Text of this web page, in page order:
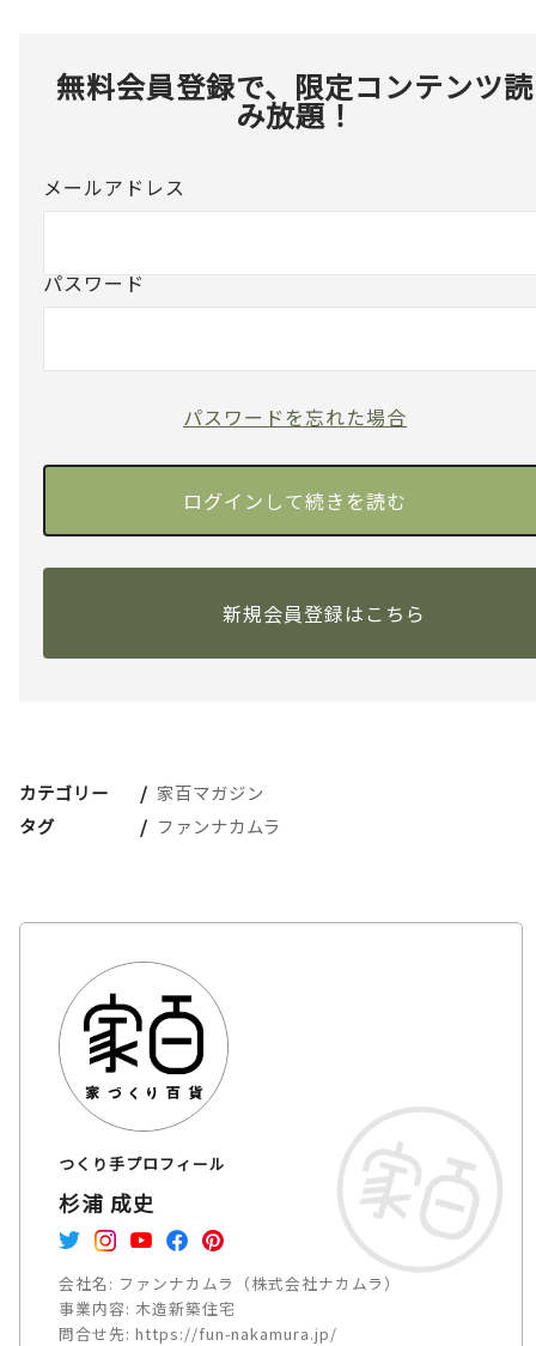
無料会員登録で、限定コンテンツ読
み放題！
メールアドレス
パスワード
パスワードを忘れた場合
新規会員登録はこちら
カテゴリー
家百マガジン
タグ
ファンナカムラ
つくり手プロフィール
杉浦 成史
会社名: ファンナカムラ（株式会社ナカムラ）
事業内容: 木造新築住宅
問合せ先: https://fun-nakamura.jp/